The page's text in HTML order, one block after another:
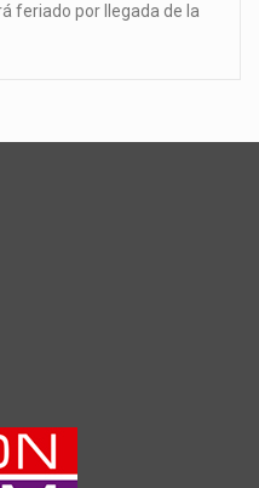
feriado por llegada de la